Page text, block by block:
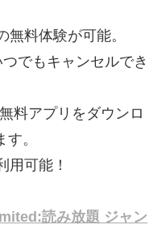
料体験が可能。
でもキャンセルでき
料アプリをダウンロ
。
用可能！
読み放題 ジャン